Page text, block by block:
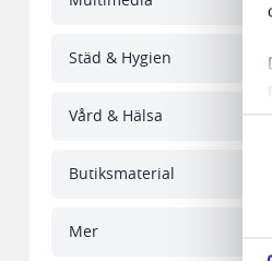
Städ & Hygien
Vård & Hälsa
Butiksmaterial
Mer